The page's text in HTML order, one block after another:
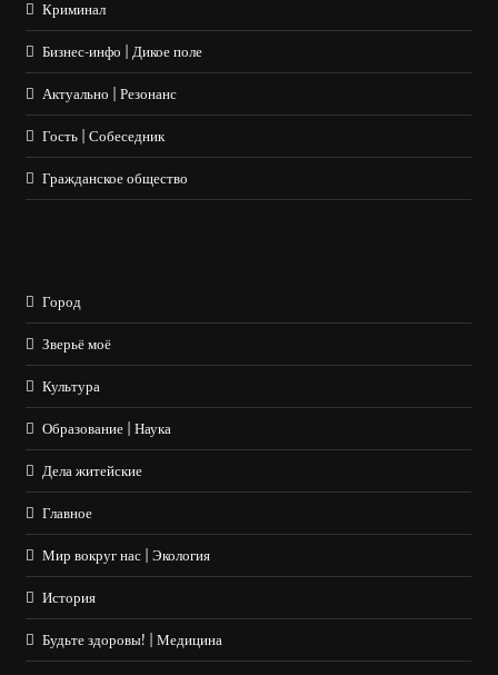
Криминал
Бизнес-инфо | Дикое поле
Актуально | Резонанс
Гость | Собеседник
Гражданское общество
Город
Зверьё моё
Культура
Образование | Наука
Дела житейские
Главное
Мир вокруг нас | Экология
История
Будьте здоровы! | Медицина